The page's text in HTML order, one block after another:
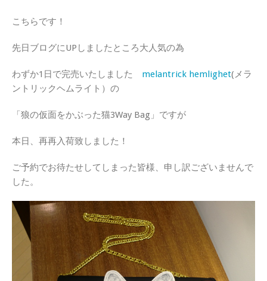
こちらです！
先日ブログにUPしましたところ大人気の為
わずか1日で完売いたしました melantrick hemlighet(メラ
ントリックヘムライト）の
「狼の仮面をかぶった猫3Way Bag」ですが
本日、再再入荷致しました！
ご予約でお待たせしてしまった皆様、申し訳ございませんで
した。